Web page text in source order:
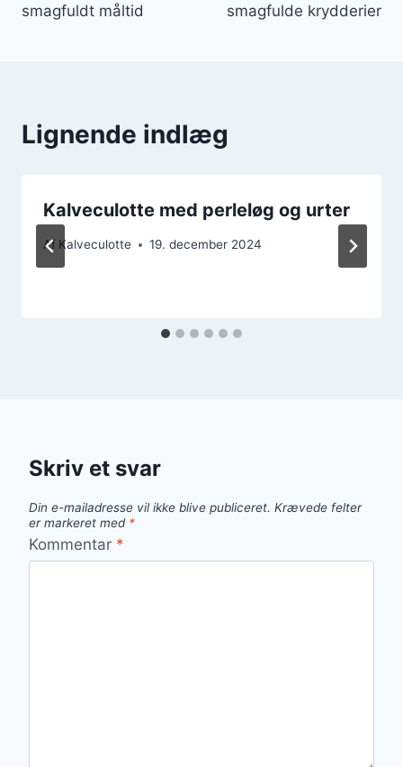
smagfuldt måltid
smagfulde krydderier
Lignende indlæg
Kalveculotte med perleløg og urter
Af Kalveculotte 19. december 2024
Skriv et svar
Din e-mailadresse vil ikke blive publiceret. Krævede felter
er markeret med *
Kommentar *